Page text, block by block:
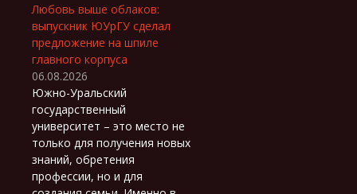
Любовь выше облаков:
выпускник ЮУрГУ сделал
предложение на шпиле
главного корпуса
06.08.2026
Южно-Уральский
государственный
университет – это место не
только для получения новых
знаний, обретения
профессии, но и для